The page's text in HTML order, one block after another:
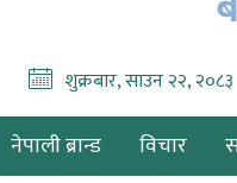
शुक्रबार, साउन २२, २०८३
नेपाली ब्रान्ड विचार